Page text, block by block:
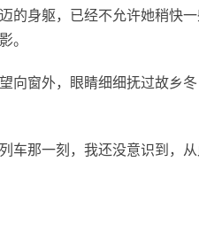
的身躯，已经不允许她稍快
。
向窗外，眼睛细细抚过故乡
车那一刻，我还没意识到，